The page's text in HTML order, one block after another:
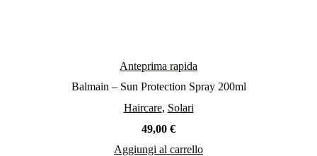
Anteprima rapida
Balmain – Sun Protection Spray 200ml
Haircare, Solari
49,00 €
Aggiungi al carrello